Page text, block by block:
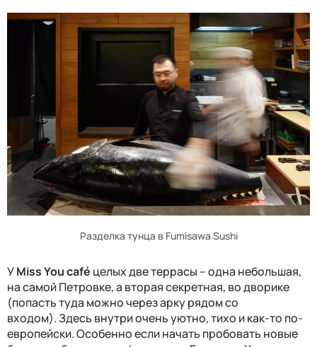
Разделка тунца в Fumisawa Sushi
УMiss You café целых две террасы – одна небольшая,
на самой Петровке, а вторая секретная, во дворике
(попастьтуда можно через арку рядом со
входом).Здесь внутри очень уютно, тихо и как-то по-
европейски. Особенно если начать пробовать новые